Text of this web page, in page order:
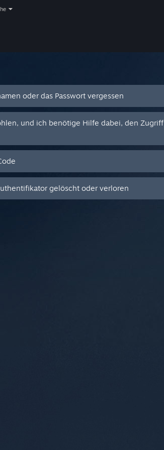
oder das Passwort vergessen
und ich benötige Hilfe dabei, den Zugriff
gelöscht oder verloren